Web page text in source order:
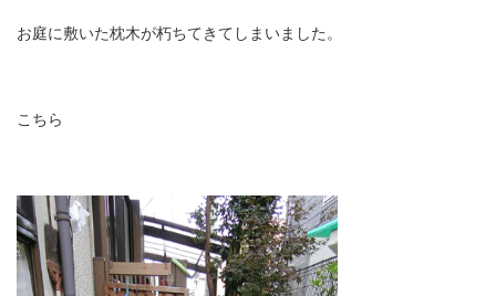
お庭に敷いた枕木が朽ちてきてしまいました。
こちら